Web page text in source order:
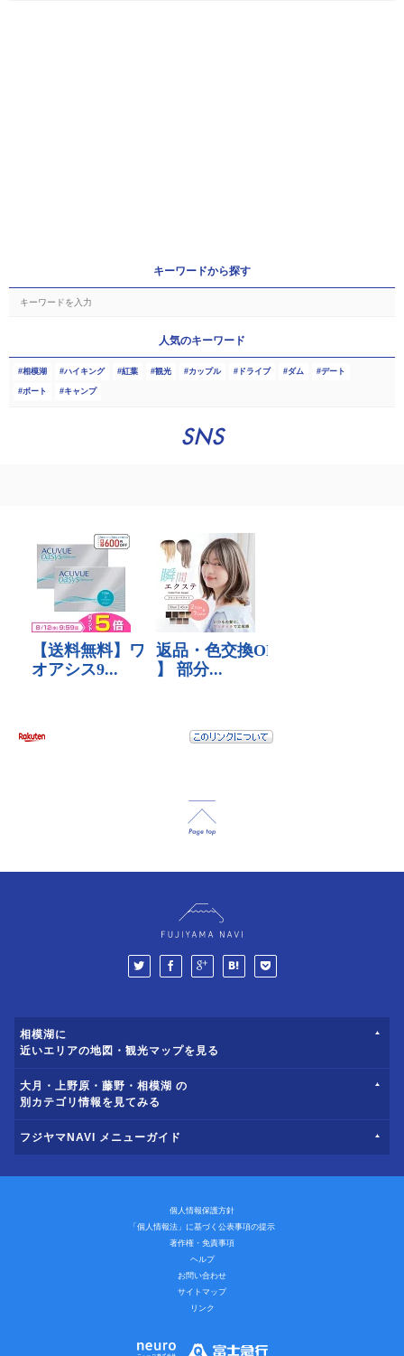
キーワードから探す
人気のキーワード
相模湖 ハイキング 紅葉 観光 カップル ドライブ ダム デート
ボート キャンプ
SNS
相模湖に
近いエリアの地図・観光マップを見る
大月・上野原・藤野・相模湖 の
別カテゴリ情報を見てみる
フジヤマNAVI メニューガイド
個人情報保護方針
「個人情報法」に基づく公表事項の提示
著作権・免責事項
ヘルプ
お問い合わせ
サイトマップ
リンク